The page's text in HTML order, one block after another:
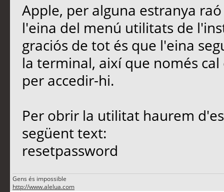
Apple, per alguna estranya
l'eina del menú utilitats de
graciós de tot és que l'eina
la terminal, així que només
per accedir-hi.
Per obrir la utilitat haurem
següent text:
resetpassword
Gens és impossible
http://www.alelua.com